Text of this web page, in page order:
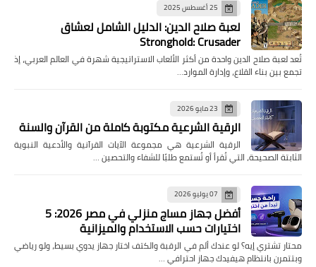
25 أغسطس 2025
لعبة صلاح الدين: الدليل الشامل لعشاق
Stronghold: Crusader
تُعد لعبة صلاح الدين واحدة من أكثر الألعاب الاستراتيجية شهرة في العالم العربي، إذ
تجمع بين بناء القلاع، وإدارة الموارد…
23 مايو 2026
الرقية الشرعية مكتوبة كاملة من القرآن والسنة
الرقية الشرعية هي مجموعة الآيات القرآنية والأدعية النبوية
الثابتة الصحيحة، التي تُقرأ أو تُستمع طلبًا للشفاء والتحصين …
07 يوليو 2026
أفضل جهاز مساج منزلي في مصر 2026: 5
اختيارات حسب الاستخدام والميزانية
محتار تشتري إيه؟ لو عندك ألم في الرقبة والكتف اختار جهاز يدوي بسيط، ولو رياضي
وبتتمرن بانتظام هيفيدك جهاز احترافي …